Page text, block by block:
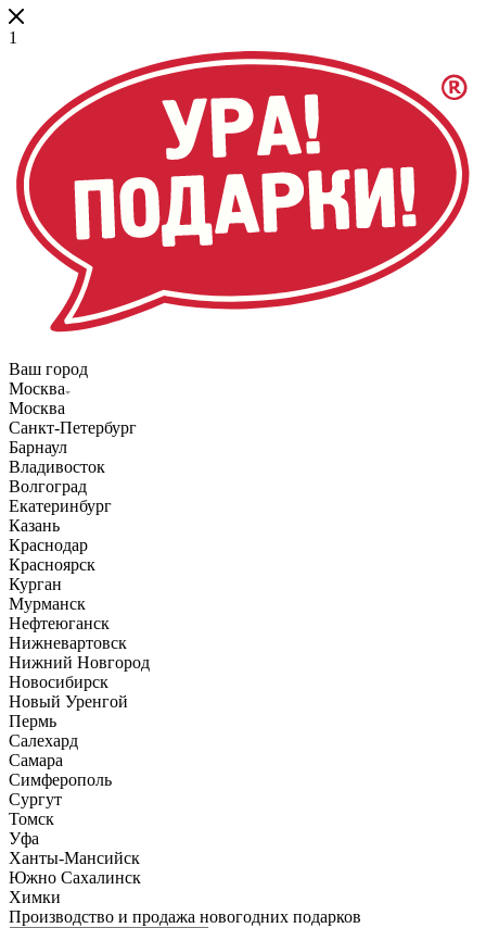
1
Ваш город
Москва
Москва
Санкт-Петербург
Барнаул
Владивосток
Волгоград
Екатеринбург
Казань
Краснодар
Красноярск
Курган
Мурманск
Нефтеюганск
Нижневартовск
Нижний Новгород
Новосибирск
Новый Уренгой
Пермь
Салехард
Самара
Симферополь
Сургут
Томск
Уфа
Ханты-Мансийск
Южно Сахалинск
Химки
Производство и продажа новогодних подарков